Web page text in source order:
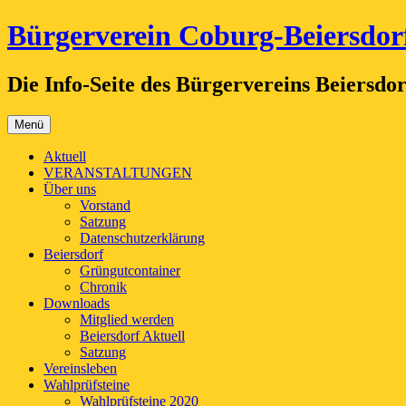
Zum
Inhalt
Bürgerverein Coburg-
Die Info-Seite des Bürgervereins
Menü
Aktuell
VERANSTALTUNGEN
Über uns
Vorstand
Satzung
Datenschutzerklärung
Beiersdorf
Grüngutcontainer
Chronik
Downloads
Mitglied werden
Beiersdorf Aktuell
Satzung
Vereinsleben
Wahlprüfsteine
Wahlprüfsteine 2020